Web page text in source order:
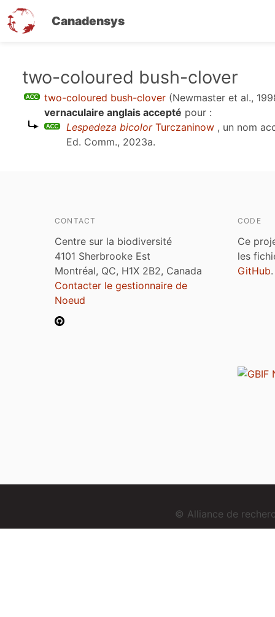
Canadensys
contenu
two-coloured bush-clover
two-coloured bush-clover (Newmaster et al.,
vernaculaire anglais accepté pour :
Lespedeza bicolorTurczaninow , un nom
Ed. Comm., 2023a.
CONTACT
Centre sur la biodiversité
4101 Sherbrooke Est
Montréal, QC, H1X 2B2, Canada
Contacter le gestionnaire de
Noeud
CODE
Ce
les
GitHub.
© Alliance de